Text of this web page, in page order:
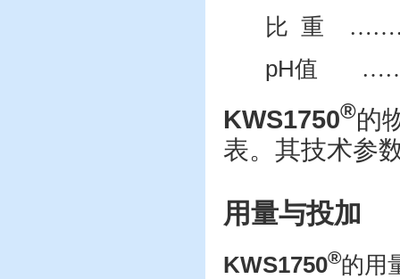
比 重
pH值
KWS1750®的
表。其技术参
用量与投加
KWS1750®的用